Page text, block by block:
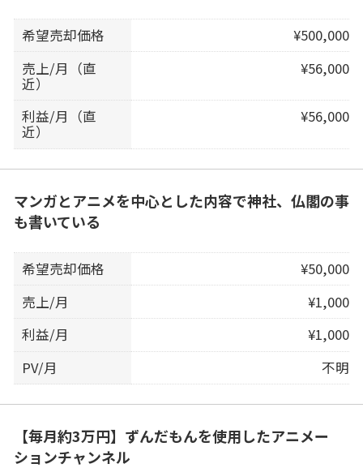
希望売却価格
¥500,000
売上/月（直
近）
¥56,000
利益/月（直
近）
¥56,000
マンガとアニメを中心とした内容で神社、仏閣の事
も書いている
希望売却価格
¥50,000
売上/月
¥1,000
利益/月
¥1,000
PV/月
不明
【毎月約3万円】ずんだもんを使用したアニメー
ションチャンネル